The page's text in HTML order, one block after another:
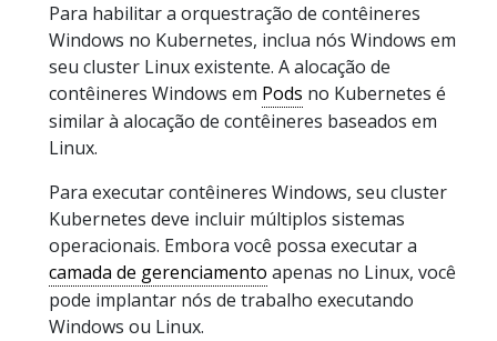
Para habilitar a orquestração de contêineres
Windows no Kubernetes, inclua nós Windows em
seu cluster Linux existente. A alocação de
contêineres Windows em Pods no Kubernetes é
similar à alocação de contêineres baseados em
Linux.
Para executar contêineres Windows, seu cluster
Kubernetes deve incluir múltiplos sistemas
operacionais. Embora você possa executar a
camada de gerenciamento apenas no Linux, você
pode implantar nós de trabalho executando
Windows ou Linux.